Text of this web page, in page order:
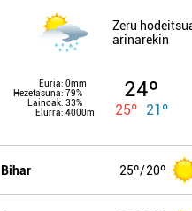
Zeru
arinarekin
Euria: 0mm
Hezetasuna: 79%
Lainoak: 33%
Elurra: 4000m
24º
25º 21º
Bihar 25º 20º